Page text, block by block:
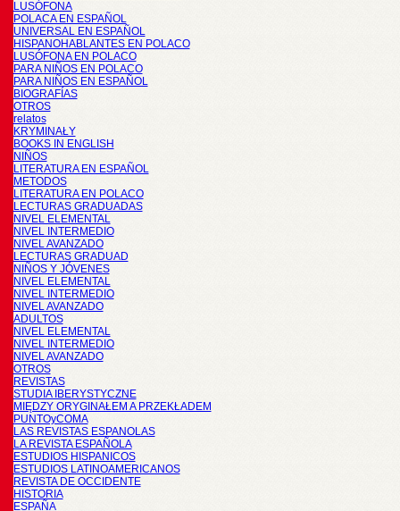
LUSÓFONA
POLACA EN ESPAÑOL
UNIVERSAL EN ESPAÑOL
HISPANOHABLANTES EN POLACO
LUSÓFONA EN POLACO
PARA NIÑOS EN POLACO
PARA NIÑOS EN ESPAÑOL
BIOGRAFÍAS
OTROS
relatos
KRYMINAŁY
BOOKS IN ENGLISH
NIÑOS
LITERATURA EN ESPAÑOL
METODOS
LITERATURA EN POLACO
LECTURAS GRADUADAS
NIVEL ELEMENTAL
NIVEL INTERMEDIO
NIVEL AVANZADO
LECTURAS GRADUAD
NIÑOS Y JÓVENES
NIVEL ELEMENTAL
NIVEL INTERMEDIO
NIVEL AVANZADO
ADULTOS
NIVEL ELEMENTAL
NIVEL INTERMEDIO
NIVEL AVANZADO
OTROS
REVISTAS
STUDIA IBERYSTYCZNE
MIĘDZY ORYGINAŁEM A PRZEKŁADEM
PUNTOyCOMA
LAS REVISTAS ESPANOLAS
LA REVISTA ESPAÑOLA
ESTUDIOS HISPANICOS
ESTUDIOS LATINOAMERICANOS
REVISTA DE OCCIDENTE
HISTORIA
ESPAÑA